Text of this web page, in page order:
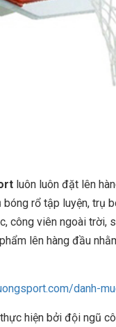
luôn luôn đặt lên
rổ tập luyện, trụ
công viên ngoài trời,
lên hàng đầu
danh-
hiện bởi đội ngũ